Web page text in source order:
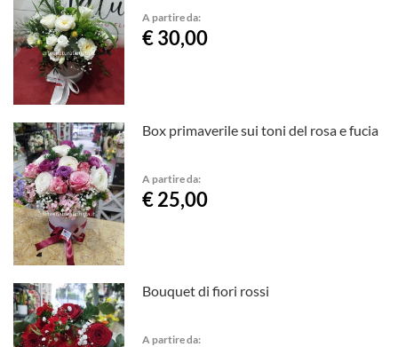
A partire da:
€ 30,00
Box primaverile sui toni del rosa e fucia
A partire da:
€ 25,00
Bouquet di fiori rossi
A partire da: